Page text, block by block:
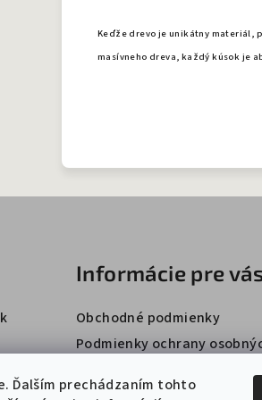
Ďalším prechádzaním tohto
Keďže drevo je unikátny materiál,
masívneho dreva, každý kúsok je
Informácie pre
Obchodné podmienky
Podmienky ochrany